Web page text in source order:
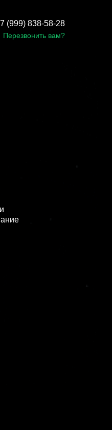
(999) 838-58-28
Перезвонить вам?